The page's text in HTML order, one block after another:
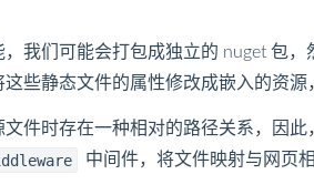
我们可能会打包成独立的 nuget 包
些静态文件的属性修改成嵌入的资
件时存在一种相对的路径关系，因
中间件，将文件映射与网页